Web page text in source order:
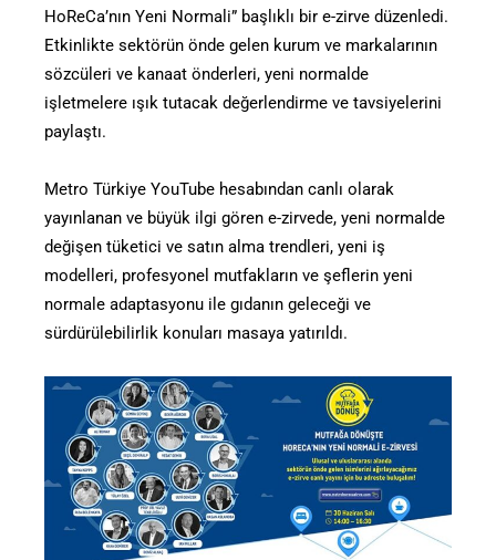
HoReCa’nın Yeni Normali” başlıklı bir e-zirve düzenledi.
Etkinlikte sektörün önde gelen kurum ve markalarının
sözcüleri ve kanaat önderleri, yeni normalde
işletmelere ışık tutacak değerlendirme ve tavsiyelerini
paylaştı.
Metro Türkiye YouTube hesabından canlı olarak
yayınlanan ve büyük ilgi gören e-zirvede, yeni normalde
değişen tüketici ve satın alma trendleri, yeni iş
modelleri, profesyonel mutfakların ve şeflerin yeni
normale adaptasyonu ile gıdanın geleceği ve
sürdürülebilirlik konuları masaya yatırıldı.